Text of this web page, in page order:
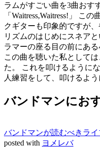
ラムがすごい曲を3曲おす
「Waitress,Waitress!」 こ
クギターも印象的ですが
リズムのはじめにスネア
ラマーの座る目の前にあ
この曲を聴いた私として
た。 これを叩けるように
人練習をして、叩けるよ
バンドマンにお
バンドマンが読むべきラ
posted with ヨメレバ